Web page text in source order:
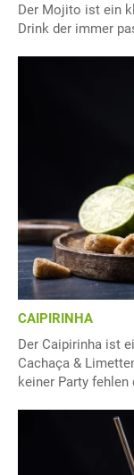
Der Mojito ist ein
Drink der immer
CAIPIRINHA
Der Caipirinha ist
Cachaça &
keiner Party fehlen